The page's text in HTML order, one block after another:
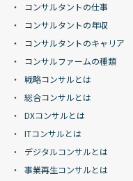
コンサルタントの仕事
コンサルタントの年収
コンサルタントのキャリア
コンサルファームの種類
戦略コンサルとは
総合コンサルとは
DXコンサルとは
ITコンサルとは
デジタルコンサルとは
事業再生コンサルとは